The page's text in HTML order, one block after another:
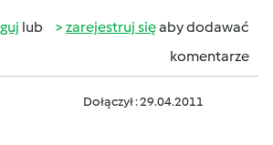
lub zarejestruj sięaby dodawać
komentarze
Dołączył : 29.04.2011